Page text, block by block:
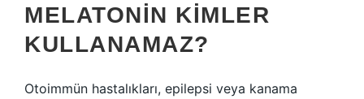
MELATONIN KIMLER
KULLANAMAZ?
Otoimmün hastalıkları, epilepsi veya kanama